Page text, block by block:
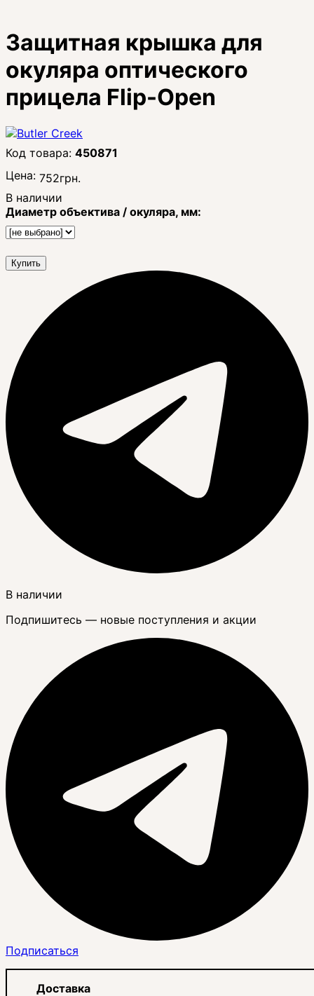
Защитная крышка для
окуляра оптического
прицела Flip-Open
450871
Цена: 752грн.
В наличии
Диаметр объектива / окуляра, мм:
Купить
В наличии
Подпишитесь — новые поступления и акции
Подписаться
Доставка